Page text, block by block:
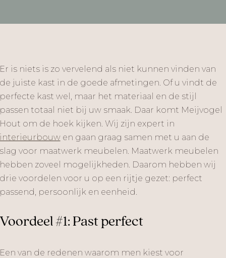
is niets is zo vervelend als niet kunnen vinden van
juiste kast in de goede afmetingen. Of u vindt de
kast wel, maar het materiaal en de stijl
totaal niet bij uw smaak. Daar komt Meijvogel
om de hoek kijken. Wij zijn expert in
en gaan graag samen met u aan de
voor maatwerk meubelen. Maatwerk meubelen
zoveel mogelijkheden. Daarom hebben wij
voordelen voor u op een rijtje gezet: perfect
persoonlijk en eenheid.
#1: Past perfect
van de redenen waarom men kiest voor